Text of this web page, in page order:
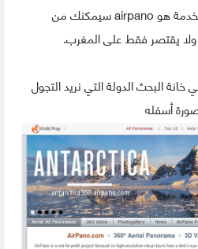
الموقع الذي سيقدم لنا هده الخدمة هو airpano سيمكنك من
يقتصر فقط على المغرب.
البحث الدولة التي نريد التجول
أسفله